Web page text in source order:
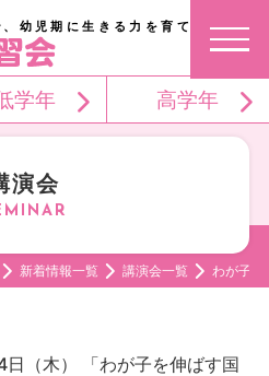
幼児期に生きる力を育てる。
学年 高学年
演会
新着情報一覧 講演会一覧 わが子を
日（木） 「わが子を伸ばす国